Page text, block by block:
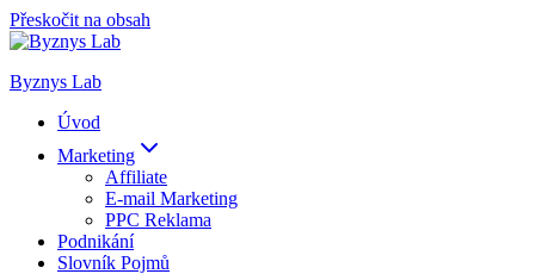
Přeskočit na obsah
Byznys Lab
Úvod
Marketing
Affiliate
E-mail Marketing
PPC Reklama
Podnikání
Slovník Pojmů